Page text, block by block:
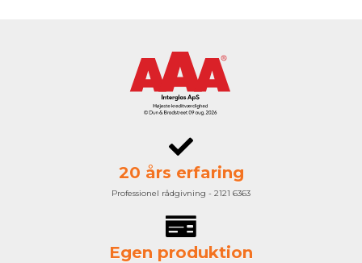
20 års erfaring
Professionel rådgivning - 2121 6363
Egen produktion